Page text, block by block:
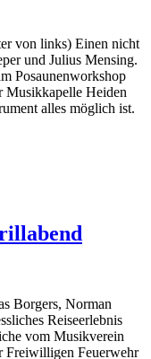
von links) Einen nicht
und Julius Mensing.
Posaunenworkshop
Musikkapelle Heiden
alles möglich ist.
Borgers, Norman
Reiseerlebnis
vom Musikverein
Freiwilligen Feuerwehr